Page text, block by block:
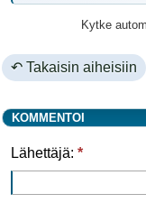
Kytke
↶ Takaisin aiheisiin
KOMMENTOI
Lähettäjä: *